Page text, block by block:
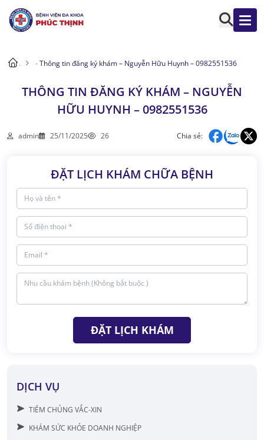
. -Thông tin đăng ký khám – Nguyễn Hữu Huynh – 0982551536
DỊCH VỤ
TIÊM CHỦNG VẮC-XIN
KHÁM SỨC KHỎE DOANH NGHIỆP
THÔNG TIN ĐĂNG KÝ KHÁM – NGUYỄN
HỮU HUYNH – 0982551536
admin 25/11/2025 26 Chia sẻ:
ĐẶT LỊCH KHÁM CHỮA BỆNH
ĐẶT LỊCH KHÁM